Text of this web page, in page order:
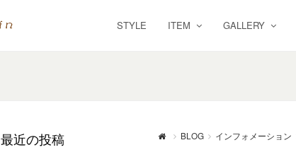
STYLE ITEM GALLERY
BLOG インフォメーション
最近の投稿